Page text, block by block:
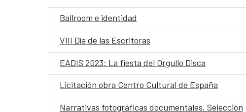
Ballroom e identidad
VIII Día de las Escritoras
EADIS 2023: La fiesta del Orgullo Disca
Licitación obra Centro Cultural de España
Narrativas fotográficas documentales. Selección